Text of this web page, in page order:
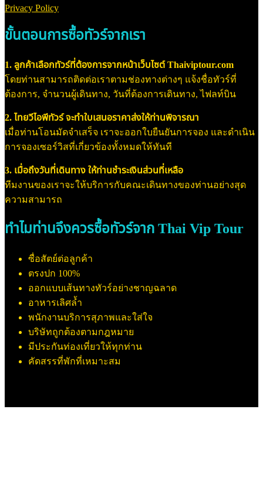
Privacy Policy
ขั้นตอนการซื้อทัวร์จากเรา
1. ลูกค้าเลือกทัวร์ที่ต้องการจากหน้าเว็บไซต์ Thaiviptour.com
โดยท่านสามารถติดต่อเราตามช่องทางต่างๆ แจ้งชื่อทัวร์ที่
ต้องการ, จำนวนผู้เดินทาง, วันที่ต้องการเดินทาง, ไฟลท์บิน
2. ไทยวีไอพีทัวร์ จะทำใบเสนอราคาส่งให้ท่านพิจารณา
เมื่อท่านโอนมัดจำเสร็จ เราจะออกใบยืนยันการจอง และดำเนิน
การจองเซอร์วิสที่เกี่ยวข้องทั้งหมดให้ทันที
3. เมื่อถึงวันที่เดินทาง ให้ท่านชำระเงินส่วนที่เหลือ
ทีมงานของเราจะให้บริการกับคณะเดินทางของท่านอย่างสุด
ความสามารถ
ทำไมท่านจึงควรซื้อทัวร์จาก Thai Vip Tour
ซื่อสัตย์ต่อลูกค้า
ตรงปก 100%
ออกแบบเส้นทางทัวร์อย่างชาญฉลาด
อาหารเลิศล้ำ
พนักงานบริการสุภาพและใส่ใจ
บริษัทถูกต้องตามกฎหมาย
มีประกันท่องเที่ยวให้ทุกท่าน
คัดสรรที่พักที่เหมาะสม